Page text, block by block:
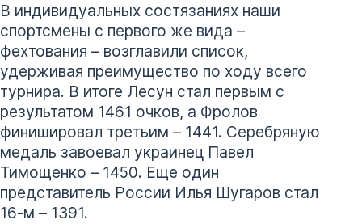
В индивидуальных состязаниях наши
спортсмены с первого же вида –
фехтования – возглавили список,
удерживая преимущество по ходу всего
турнира. В итоге Лесун стал первым с
результатом 1461 очков, а Фролов
финишировал третьим – 1441. Серебряную
медаль завоевал украинец Павел
Тимощенко – 1450. Еще один
представитель России Илья Шугаров стал
16-м – 1391.